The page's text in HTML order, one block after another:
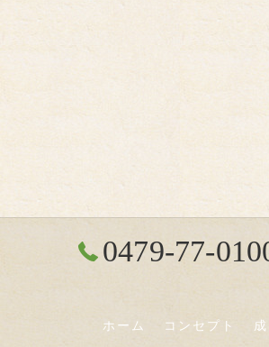
0479-77-
ホーム コンセプト